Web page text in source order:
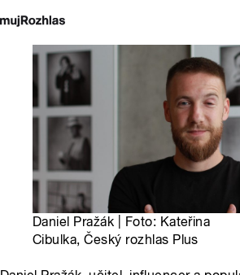
Daniel Pražák | Foto: Kateřina
Cibulka, Český rozhlas Plus